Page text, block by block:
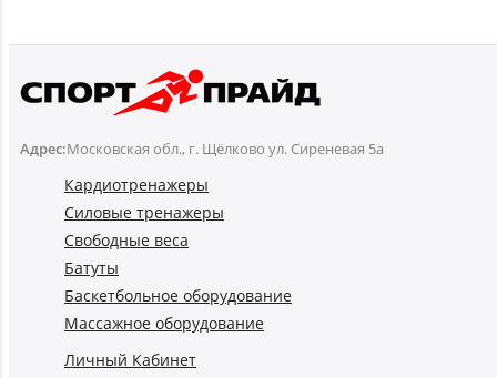
Адрес:Московская обл., г. Щёлково ул. Сиреневая 5а
Кардиотренажеры
Силовые тренажеры
Свободные веса
Батуты
Баскетбольное оборудование
Массажное оборудование
Личный Кабинет